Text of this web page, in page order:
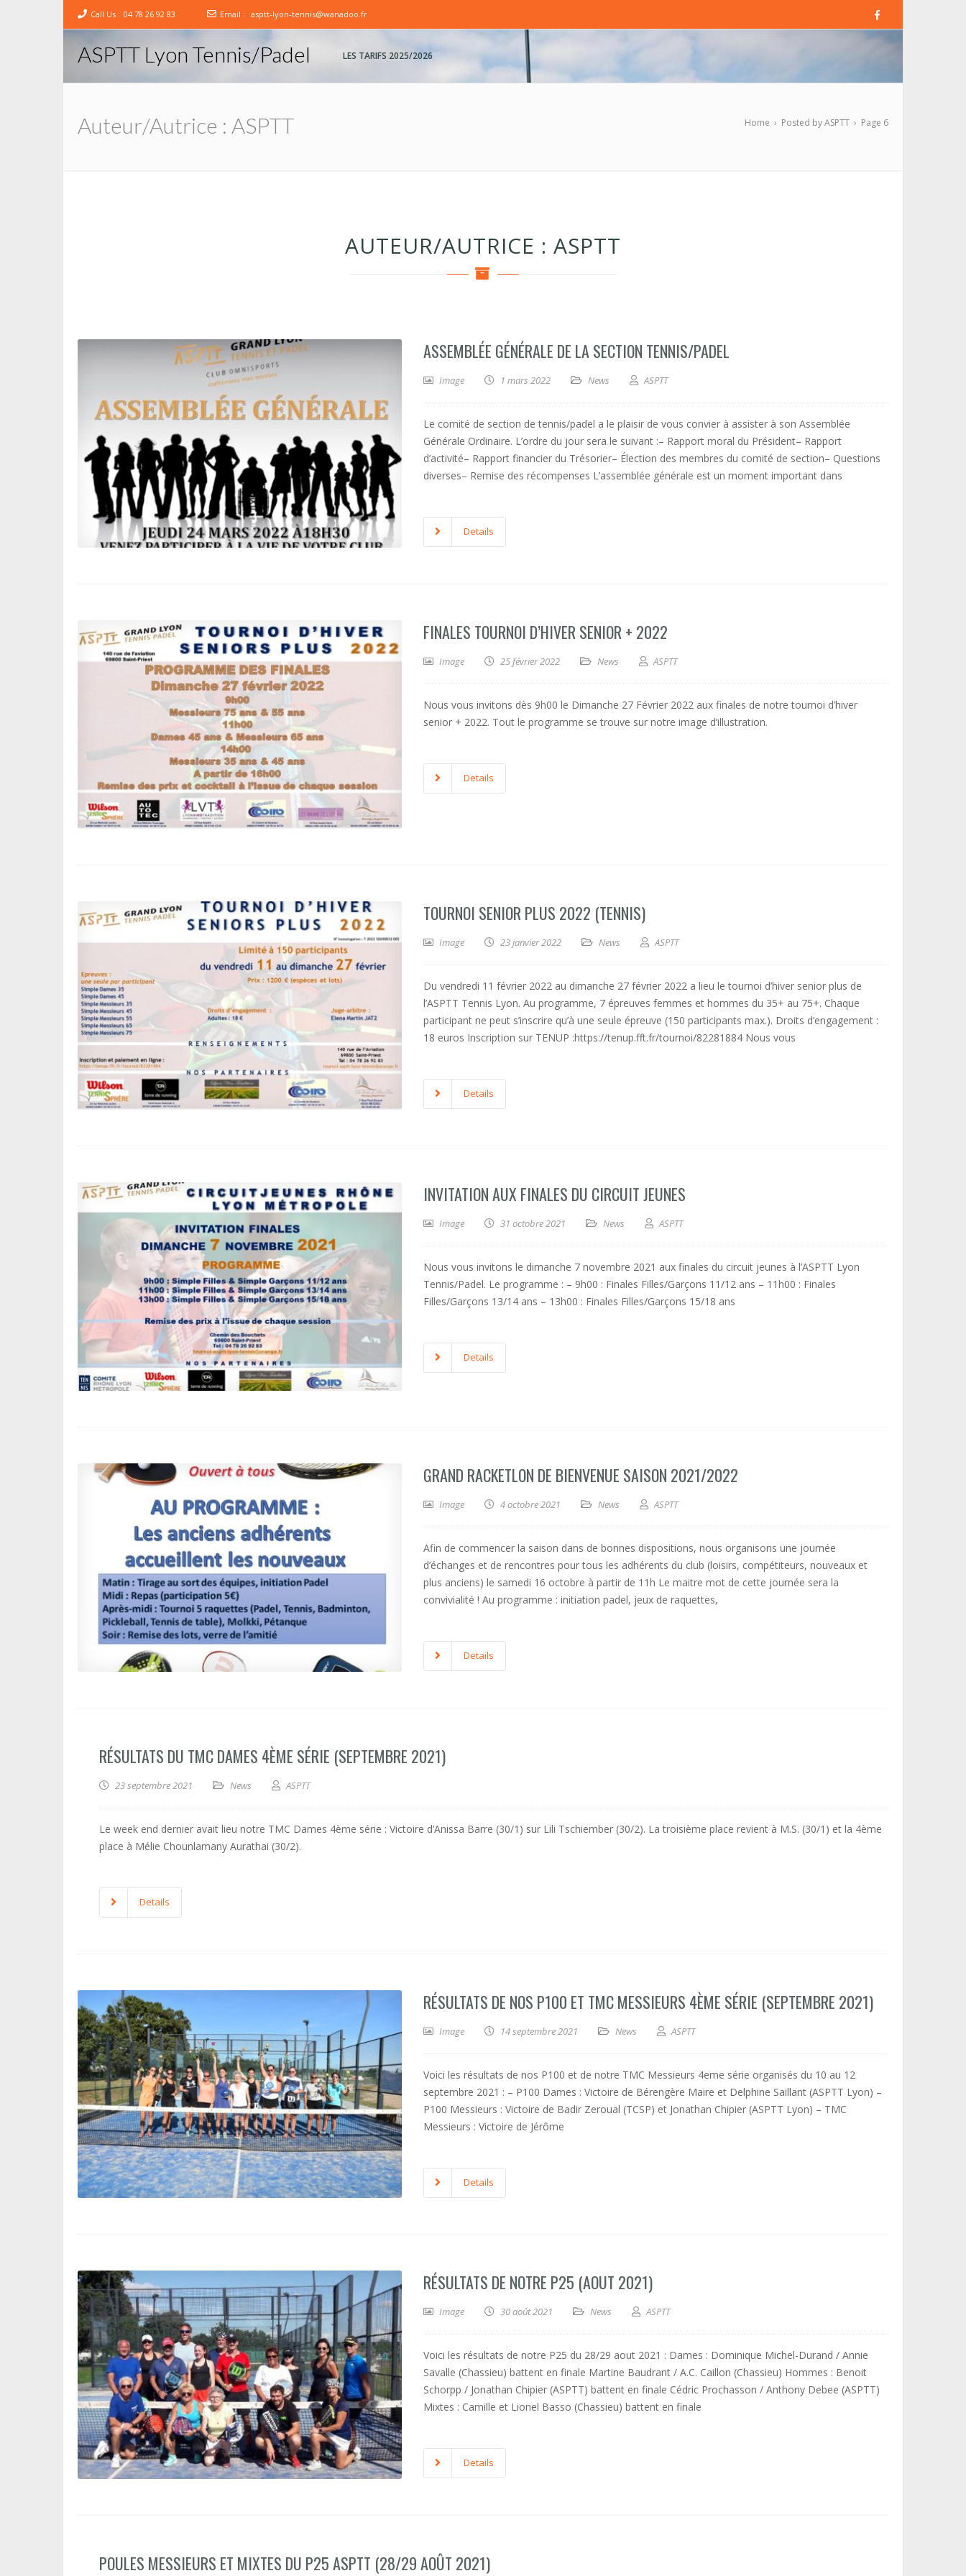
Call Us : 04 78 26 92 83 Email : asptt-lyon-tennis@wanadoo.fr
ASPTT Lyon Tennis/Padel LES TARIFS 2025/2026
Auteur/autrice : ASPTT Home › Posted by ASPTT › Page 6
AUTEUR/AUTRICE : ASPTT
ASSEMBLÉE GÉNÉRALE DE LA SECTION TENNIS/PADEL
Image 1 mars 2022 News ASPTT
Le comité de section de tennis/padel a le plaisir de vous convier à assister à son Assemblée
Générale Ordinaire. L’ordre du jour sera le suivant :– Rapport moral du Président– Rapport
d’activité– Rapport financier du Trésorier– Élection des membres du comité de section– Questions
diverses– Remise des récompenses L’assemblée générale est un moment important dans
Details
FINALES TOURNOI D’HIVER SENIOR + 2022
Image 25 février 2022 News ASPTT
Nous vous invitons dès 9h00 le Dimanche 27 Février 2022 aux finales de notre tournoi d’hiver
senior + 2022. Tout le programme se trouve sur notre image d’illustration.
Details
TOURNOI SENIOR PLUS 2022 (TENNIS)
Image 23 janvier 2022 News ASPTT
Du vendredi 11 février 2022 au dimanche 27 février 2022 a lieu le tournoi d’hiver senior plus de
l’ASPTT Tennis Lyon. Au programme, 7 épreuves femmes et hommes du 35+ au 75+. Chaque
participant ne peut s’inscrire qu’à une seule épreuve (150 participants max.). Droits d’engagement :
18 euros Inscription sur TENUP :https://tenup.fft.fr/tournoi/82281884 Nous vous
Details
INVITATION AUX FINALES DU CIRCUIT JEUNES
Image 31 octobre 2021 News ASPTT
Nous vous invitons le dimanche 7 novembre 2021 aux finales du circuit jeunes à l’ASPTT Lyon
Tennis/Padel. Le programme : – 9h00 : Finales Filles/Garçons 11/12 ans – 11h00 : Finales
Filles/Garçons 13/14 ans – 13h00 : Finales Filles/Garçons 15/18 ans
Details
GRAND RACKETLON DE BIENVENUE SAISON 2021/2022
Image 4 octobre 2021 News ASPTT
Afin de commencer la saison dans de bonnes dispositions, nous organisons une journée
d’échanges et de rencontres pour tous les adhérents du club (loisirs, compétiteurs, nouveaux et
plus anciens) le samedi 16 octobre à partir de 11h Le maitre mot de cette journée sera la
convivialité ! Au programme : initiation padel, jeux de raquettes,
Details
RÉSULTATS DU TMC DAMES 4ÈME SÉRIE (SEPTEMBRE 2021)
23 septembre 2021 News ASPTT
Le week end dernier avait lieu notre TMC Dames 4ème série : Victoire d’Anissa Barre (30/1) sur Lili Tschiember (30/2). La troisième place revient à M.S. (30/1) et la 4ème
place à Mélie Chounlamany Aurathai (30/2).
Details
RÉSULTATS DE NOS P100 ET TMC MESSIEURS 4ÈME SÉRIE (SEPTEMBRE 2021)
Image 14 septembre 2021 News ASPTT
Voici les résultats de nos P100 et de notre TMC Messieurs 4eme série organisés du 10 au 12
septembre 2021 : – P100 Dames : Victoire de Bérengère Maire et Delphine Saillant (ASPTT Lyon) –
P100 Messieurs : Victoire de Badir Zeroual (TCSP) et Jonathan Chipier (ASPTT Lyon) – TMC
Messieurs : Victoire de Jérôme
Details
RÉSULTATS DE NOTRE P25 (AOUT 2021)
Image 30 août 2021 News ASPTT
Voici les résultats de notre P25 du 28/29 aout 2021 : Dames : Dominique Michel-Durand / Annie
Savalle (Chassieu) battent en finale Martine Baudrant / A.C. Caillon (Chassieu) Hommes : Benoit
Schorpp / Jonathan Chipier (ASPTT) battent en finale Cédric Prochasson / Anthony Debee (ASPTT)
Mixtes : Camille et Lionel Basso (Chassieu) battent en finale
Details
POULES MESSIEURS ET MIXTES DU P25 ASPTT (28/29 AOÛT 2021)